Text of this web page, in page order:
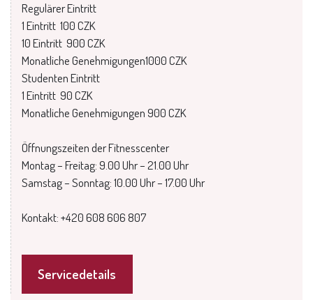
Regulärer Eintritt
1 Eintritt 100 CZK
10 Eintritt 900 CZK
Monatliche Genehmigungen1000 CZK
Studenten Eintritt
1 Eintritt 90 CZK
Monatliche Genehmigungen 900 CZK
Öffnungszeiten der Fitnesscenter
Montag – Freitag: 9.00 Uhr – 21.00 Uhr
Samstag – Sonntag: 10.00 Uhr – 17.00 Uhr
Kontakt: +420 608 606 807
Servicedetails